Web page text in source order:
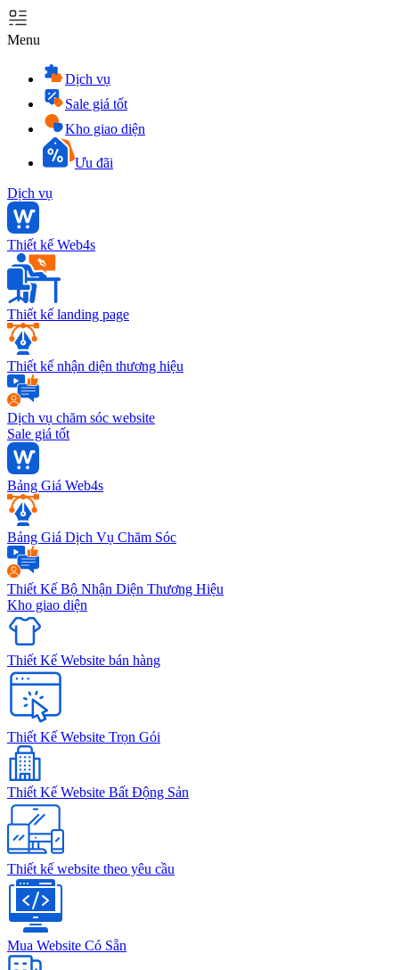
Menu
Dịch vụ
Sale giá tốt
Kho giao diện
Ưu đãi
Dịch vụ
Thiết kế Web4s
Thiết kế landing page
Thiết kế nhận diện thương hiệu
Dịch vụ chăm sóc website
Sale giá tốt
Bảng Giá Web4s
Bảng Giá Dịch Vụ Chăm Sóc
Thiết Kế Bộ Nhận Diện Thương Hiệu
Kho giao diện
Thiết Kế Website bán hàng
Thiết Kế Website Trọn Gói
Thiết Kế Website Bất Động Sản
Thiết kế website theo yêu cầu
Mua Website Có Sẵn